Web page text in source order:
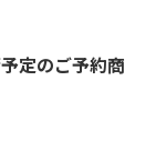
定のご予約商